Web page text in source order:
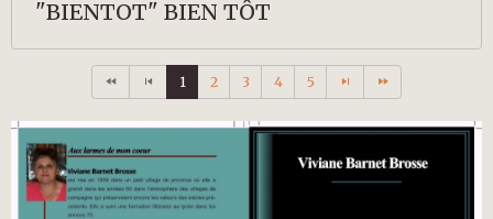
"BIENTOT" BIEN TÔT
1 2 3 4 5